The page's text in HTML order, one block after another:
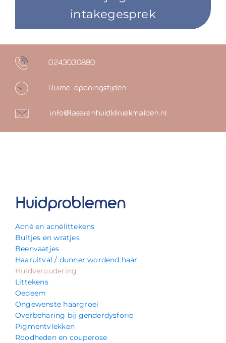
intakegesprek
0243030880
Ruime openingstijden
info@laserenhuidkliniekmalden.nl
Huidproblemen
Acné en acnélittekens
Bultjes en wratjes
Beenvaatjes
Haaruitval / dunner wordend haar
Huidveroudering
Littekens
Oedeem
Ongewenste haargroei
Overbeharing bij genderdysforie
Pigmentvlekken
Roodheden en couperose